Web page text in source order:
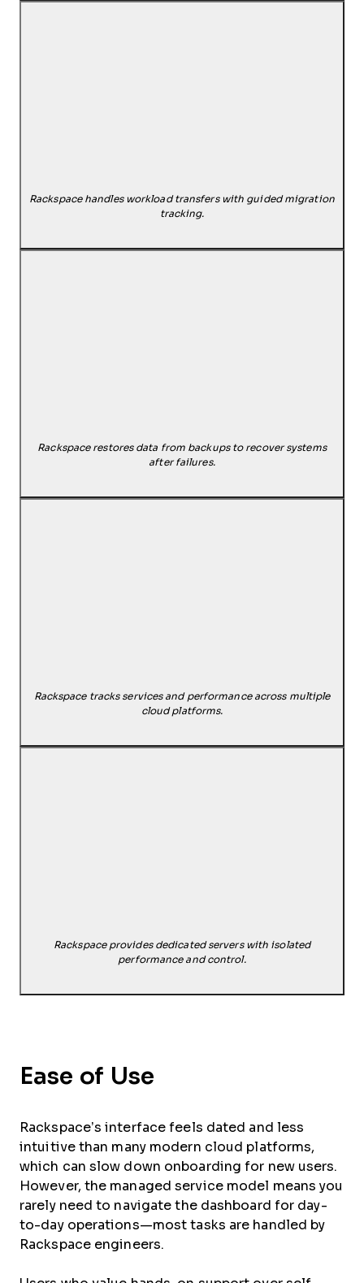
Rackspace handles workload transfers with guided migration
tracking.
Rackspace restores data from backups to recover systems
after failures.
Rackspace tracks services and performance across multiple
cloud platforms.
Rackspace provides dedicated servers with isolated
performance and control.
Ease of Use
Rackspace’s interface feels dated and less
intuitive than many modern cloud platforms,
which can slow down onboarding for new users.
However, the managed service model means you
rarely need to navigate the dashboard for day-
to-day operations—most tasks are handled by
Rackspace engineers.